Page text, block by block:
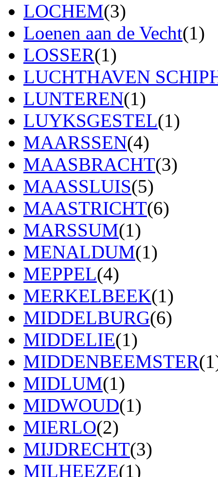
LOCHEM(3)
Loenen aan de Vecht(1)
LOSSER(1)
LUCHTHAVEN
LUNTEREN(1)
LUYKSGESTEL(1)
MAARSSEN(4)
MAASBRACHT(3)
MAASSLUIS(5)
MAASTRICHT(6)
MARSSUM(1)
MENALDUM(1)
MEPPEL(4)
MERKELBEEK(1)
MIDDELBURG(6)
MIDDELIE(1)
MIDDENBEEMSTER
MIDLUM(1)
MIDWOUD(1)
MIERLO(2)
MIJDRECHT(3)
MILHEEZE(1)